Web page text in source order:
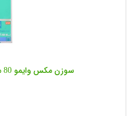
سوزن مکس وایمو 80 مناسب برای 80 برگ